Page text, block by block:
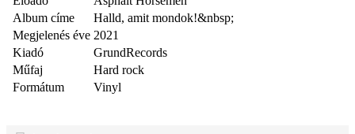
Album címe
Halld, amit mondok!&nbsp;
Megjelenés éve 2021
Kiadó
GrundRecords
Műfaj
Hard rock
Formátum
Vinyl